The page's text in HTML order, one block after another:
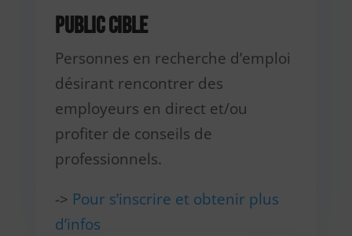
Public cible
Personnes en recherche d’emploi
désirant rencontrer des
employeurs en direct et/ou
profiter de conseils de
professionnels.
-> Pour s’inscrire et obtenir plus
d’infos